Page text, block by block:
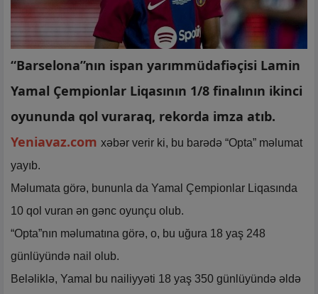
“Barselona”nın ispan yarımmüdafiəçisi Lamin
Yamal Çempionlar Liqasının 1/8 finalının ikinci
oyununda qol vuraraq, rekorda imza atıb.
Yeniavaz.com xəbər verir ki, bu barədə “Opta” məlumat
yayıb.
Məlumata görə, bununla da Yamal Çempionlar Liqasında
10 qol vuran ən gənc oyunçu olub.
“Opta”nın məlumatına görə, o, bu uğura 18 yaş 248
günlüyündə nail olub.
Beləliklə, Yamal bu nailiyyəti 18 yaş 350 günlüyündə əldə